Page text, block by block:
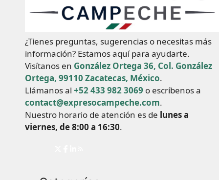
¿Tienes preguntas, sugerencias o necesitas más
información? Estamos aquí para ayudarte.
Visítanos en González Ortega 36, Col. González
Ortega, 99110 Zacatecas, México.
Llámanos al +52 433 982 3069 o escríbenos a
contact@expresocampeche.com.
Nuestro horario de atención es de lunes a
viernes, de 8:00 a 16:30.